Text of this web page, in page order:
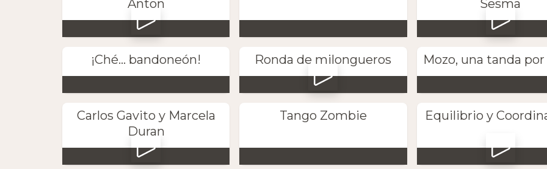
Anton
Sesma
¡Ché... bandoneón! Ronda de milongueros Mozo, una tanda
Carlos Gavito y Marcela
Duran
Tango Zombie Equilibrio y